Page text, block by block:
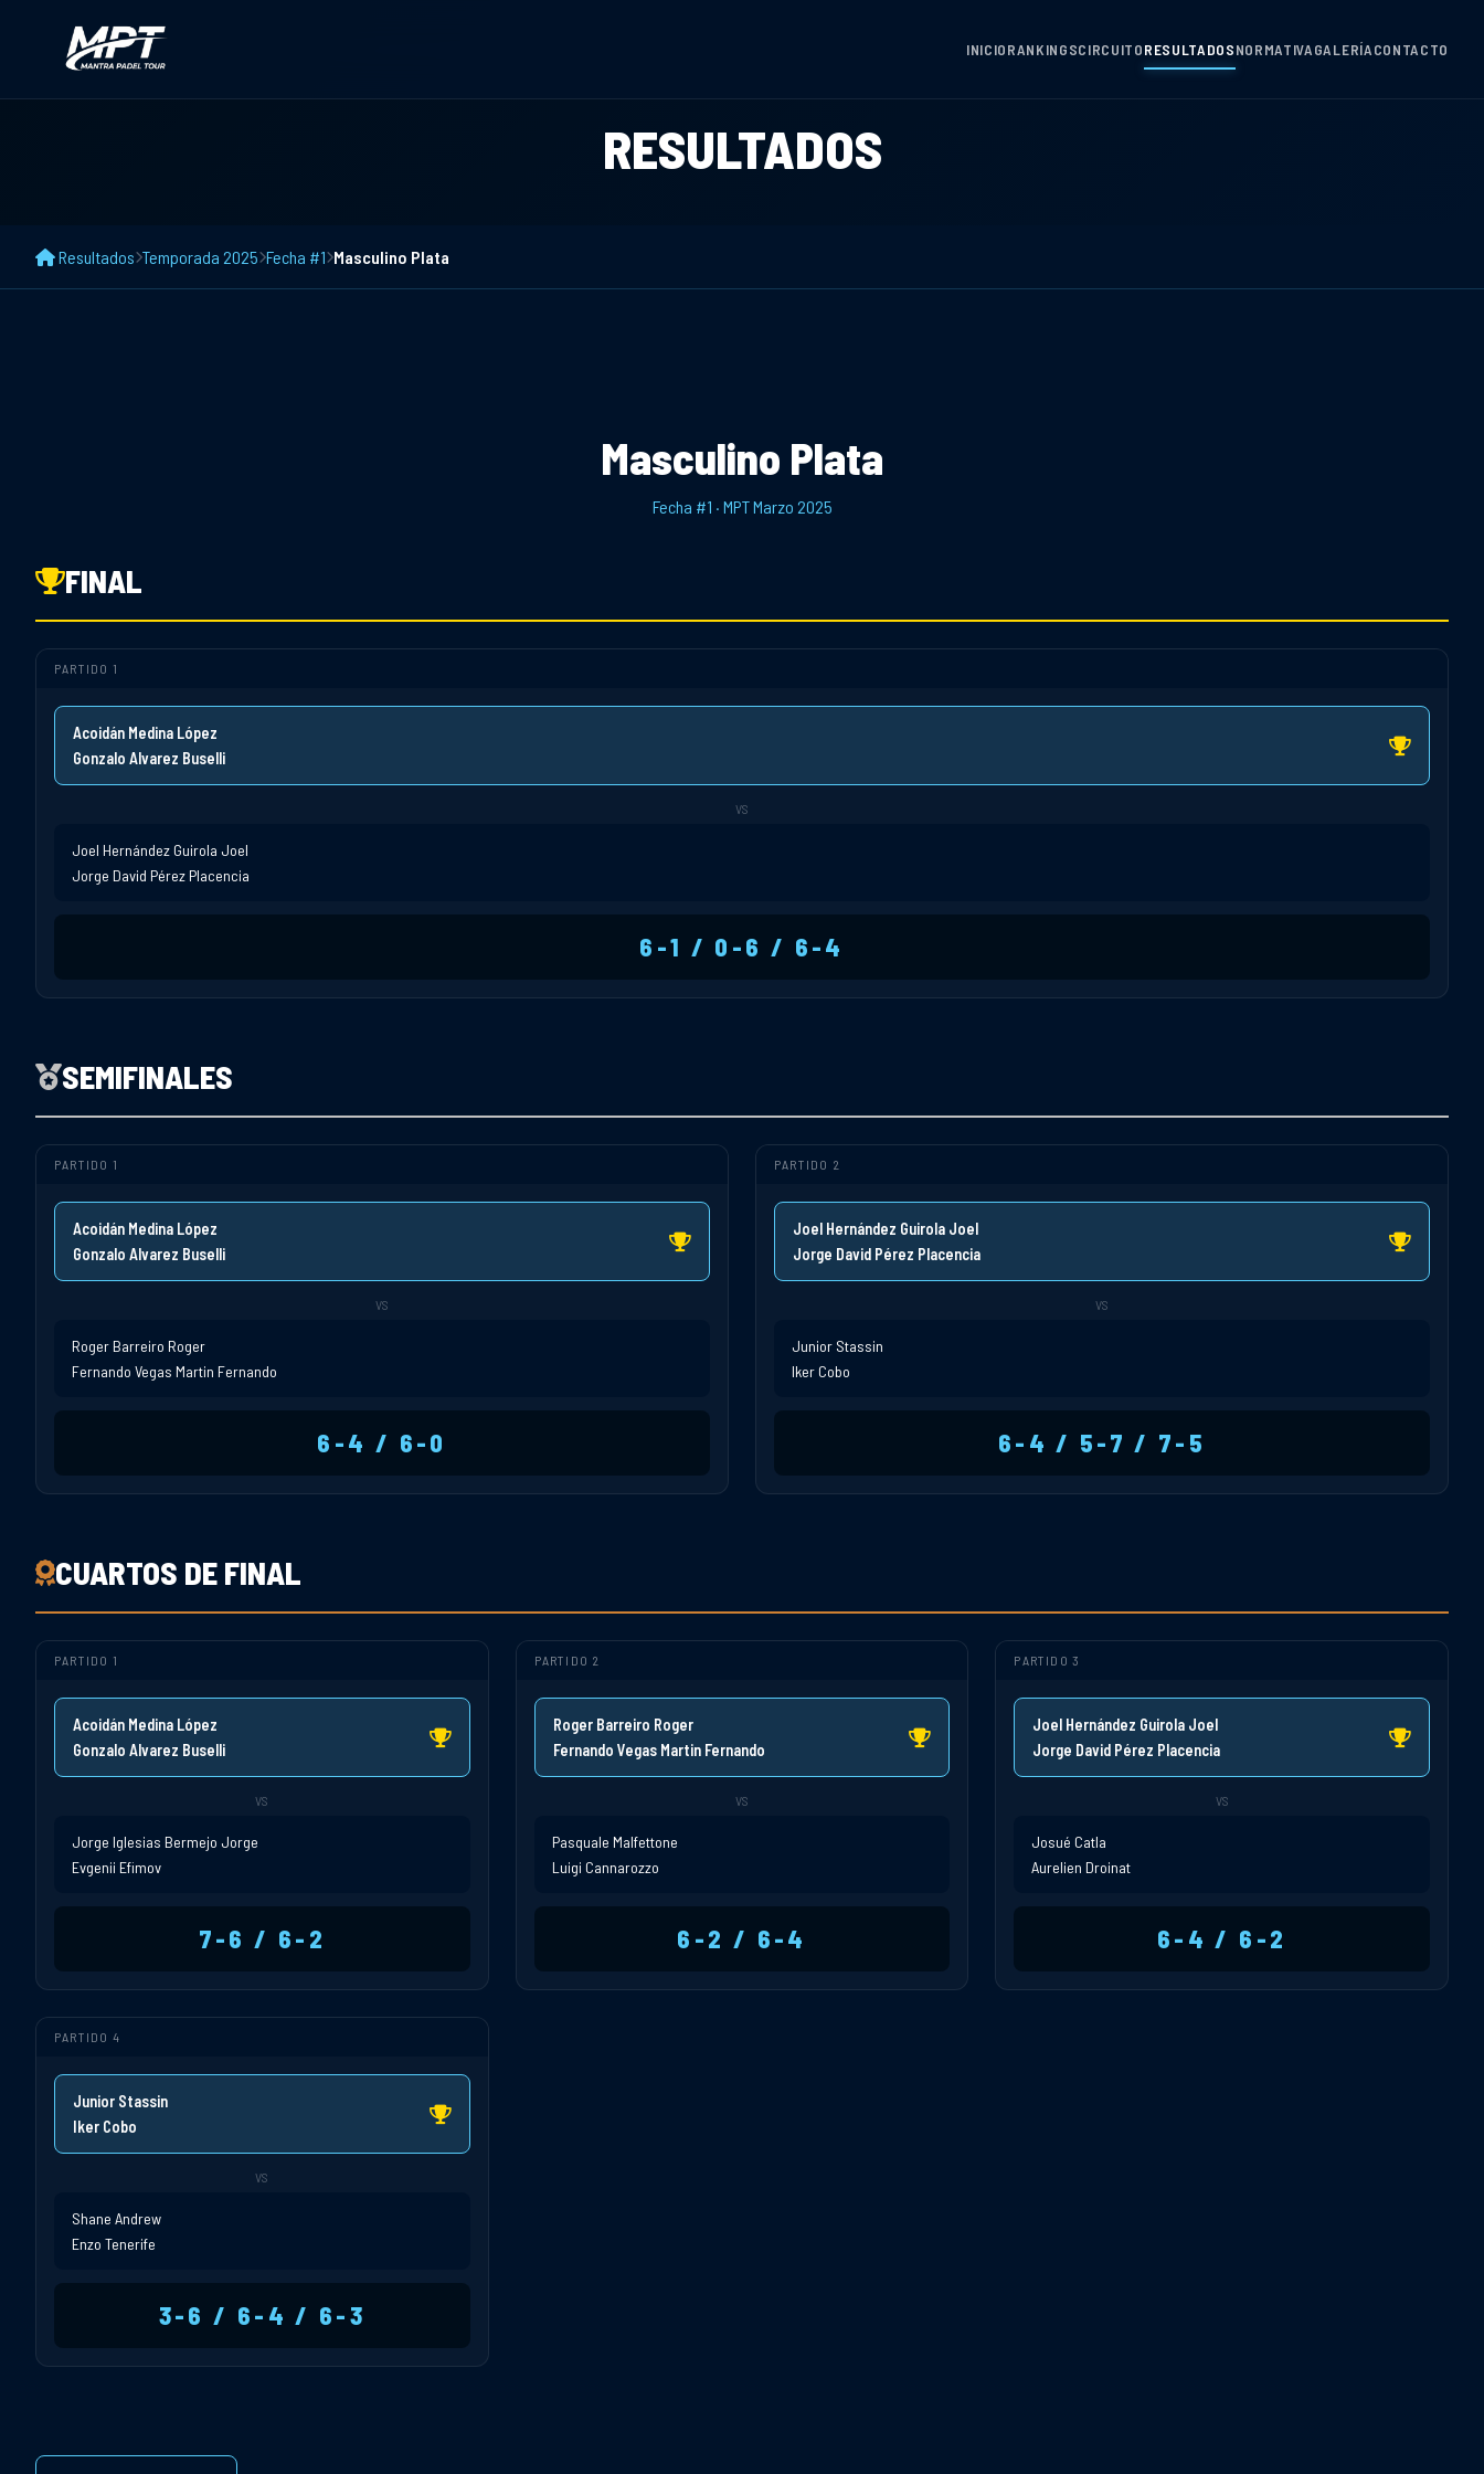
INICIORANKINGSCIRCUITORESULTADOSNORMATIVAGALERÍACONTACTO
RESULTADOS
Resultados Temporada 2025 Fecha #1 Masculino Plata
Masculino Plata
Fecha #1 · MPT Marzo 2025
FINAL
PARTIDO 1
Acoidán Medina López
Gonzalo Alvarez Buselli
VS
Joel Hernández Guirola Joel
Jorge David Pérez Placencia
6-1 / 0-6 / 6-4
SEMIFINALES
PARTIDO 1
Acoidán Medina López
Gonzalo Alvarez Buselli
VS
Roger Barreiro Roger
Fernando Vegas Martin Fernando
6-4 / 6-0
PARTIDO 2
Joel Hernández Guirola Joel
Jorge David Pérez Placencia
VS
Junior Stassin
Iker Cobo
6-4 / 5-7 / 7-5
CUARTOS DE FINAL
PARTIDO 1
Acoidán Medina López
Gonzalo Alvarez Buselli
VS
Jorge Iglesias Bermejo Jorge
Evgenii Efimov
7-6 / 6-2
PARTIDO 2
Roger Barreiro Roger
Fernando Vegas Martin Fernando
VS
Pasquale Malfettone
Luigi Cannarozzo
6-2 / 6-4
PARTIDO 3
Joel Hernández Guirola Joel
Jorge David Pérez Placencia
VS
Josué Catla
Aurelien Droinat
6-4 / 6-2
PARTIDO 4
Junior Stassin
Iker Cobo
VS
Shane Andrew
Enzo Tenerife
3-6 / 6-4 / 6-3